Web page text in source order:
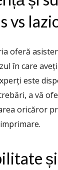
vs
oferă
în care
este
a vă
oricăror
și